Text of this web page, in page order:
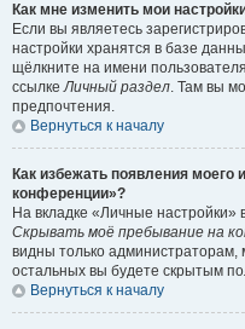
Как мне изменить мои
Если вы являетесь
настройки хранятся в базе
щёлкните на имени
ссылкеЛичный раздел. Там вы
предпочтения.
Вернуться к началу
Как избежать появления моего
конференции»?
На вкладке «Личные
Скрывать моё пребывание на
видны только
остальных вы будете скрытым
Вернуться к началу